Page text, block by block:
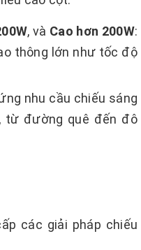
, và Cao hơn 200W:
thông lớn như tốc độ
nhu cầu chiếu sáng
từ đường quê đến đô
các giải pháp chiếu